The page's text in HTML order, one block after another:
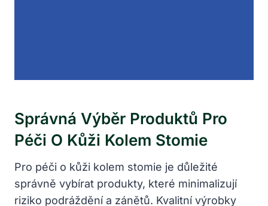
Správná Výběr Produktů Pro
Péči O Kůži Kolem Stomie
Pro péči o kůži kolem stomie je důležité
správně vybírat produkty, které minimalizují
riziko podráždění a zánětů. Kvalitní výrobky